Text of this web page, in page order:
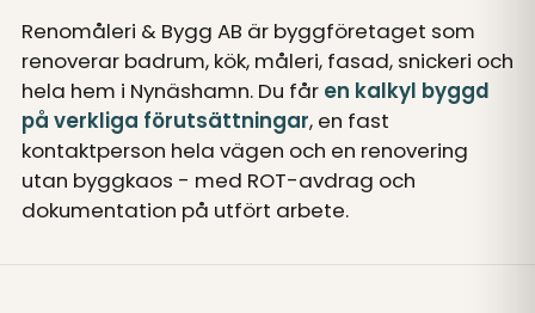
Renomåleri & Bygg AB är byggföretaget som
renoverar badrum, kök, måleri, fasad, snickeri och
hela hem i Nynäshamn. Du får en kalkyl byggd
på verkliga förutsättningar, en fast
kontaktperson hela vägen och en renovering
utan byggkaos - med ROT-avdrag och
dokumentation på utfört arbete.